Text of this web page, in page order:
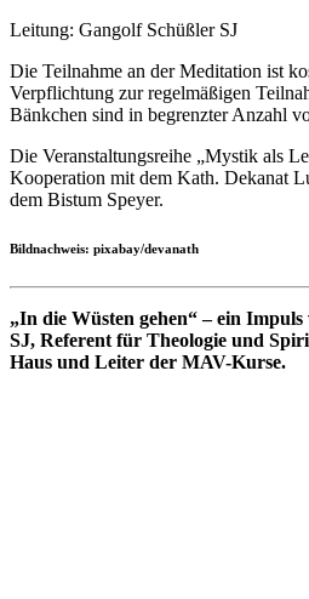
Leitung: Gangolf Schüßler SJ
Die Teilnahme an der Meditation ist
Verpflichtung zur regelmäßigen
Bänkchen sind in begrenzter Anzahl
Die Veranstaltungsreihe „Mystik als
Kooperation mit dem Kath. Dekanat
dem Bistum Speyer.
Bildnachweis: pixabay/devanath
„In die Wüsten gehen“ – ein
SJ, Referent für Theologie und
Haus und Leiter der MAV-Kurse.